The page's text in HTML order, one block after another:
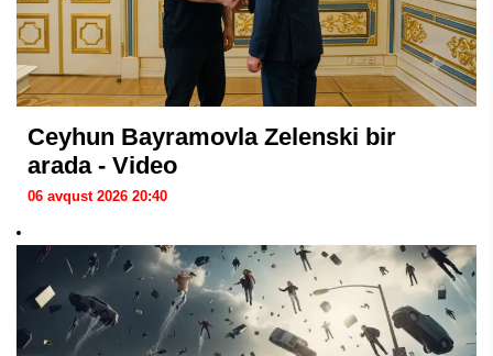
Ceyhun Bayramovla Zelenski bir
arada - Video
06 avqust 2026 20:40